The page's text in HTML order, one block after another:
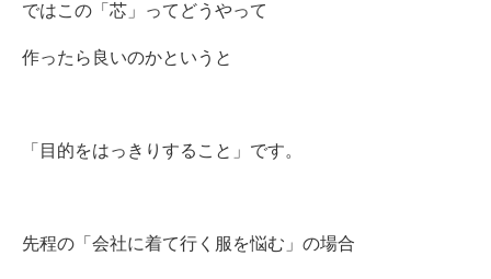
ではこの「芯」ってどうやって
作ったら良いのかというと
「目的をはっきりすること」です。
先程の「会社に着て行く服を悩む」の場合